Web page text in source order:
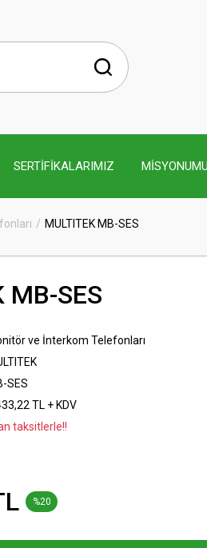
SERTİFİKALARIMIZ
MULTITEK MB-SES
MB-SES
ve İnterkom Telefonları
SES
TL + KDV
taksitlerle!!
%20